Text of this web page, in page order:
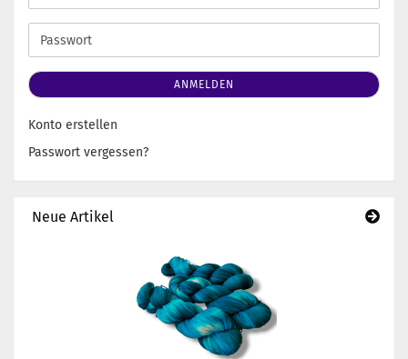
Mail-
Adresse
Passwort
ANMELDEN
Konto erstellen
Passwort vergessen?
Neue Artikel